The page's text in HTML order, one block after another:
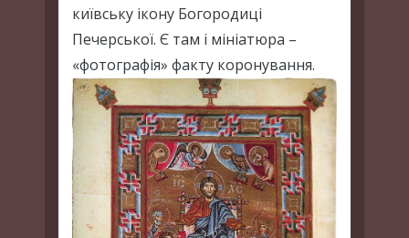
київську ікону Богородиці
Печерської. Є там і мініатюра –
«фотографія» факту коронування.